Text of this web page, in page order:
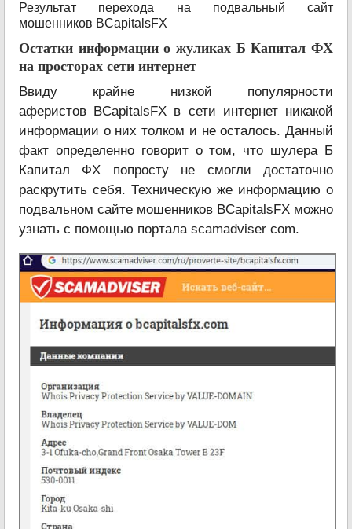
Результат перехода на подвальный сайт
мошенников BCapitalsFX
Остатки информации о жуликах Б Капитал ФХ
на просторах сети интернет
Ввиду крайне низкой популярности
аферистов BCapitalsFX в сети интернет никакой
информации о них толком и не осталось. Данный
факт определенно говорит о том, что шулера Б
Капитал ФХ попросту не смогли достаточно
раскрутить себя. Техническую же информацию о
подвальном сайте мошенников BCapitalsFX можно
узнать с помощью портала scamadviser com.